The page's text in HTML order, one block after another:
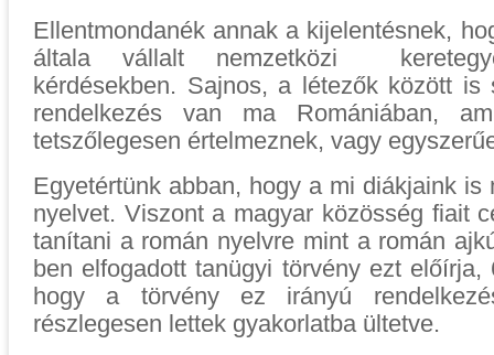
Ellentmondanék annak a kijelentésnek,
általa vállalt nemzetközi
kérdésekben. Sajnos, a létezők között
rendelkezés van ma Romániában,
tetszőlegesen értelmeznek, vagy
Egyetértünk abban, hogy a mi diákjaink is
nyelvet. Viszont a magyar közösség fiait
tanítani a román nyelvre mint a román
ben elfogadott tanügyi törvény ezt
hogy a törvény ez irányú
részlegesen lettek gyakorlatba ültetve.